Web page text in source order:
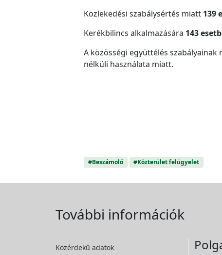
Közlekedési szabálysértés miatt 139
Kerékbilincs alkalmazására 143
A közösségi együttélés szabályainak
nélküli használata miatt.
#Beszámoló #Közterület felügyelet
További információk
Közérdekű adatok